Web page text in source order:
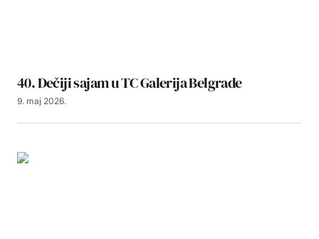
40. Dečiji sajam u TC Galerija Belgrade
9. maj 2026.